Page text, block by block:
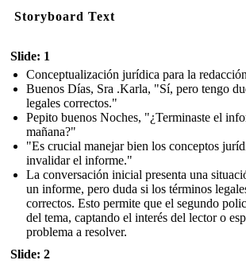
Storyboard Text
Slide: 1
Conceptualización jurídica para la
Buenos Días, Sra .Karla, "Sí, pero tengo
legales correctos."
Pepito buenos Noches, "¿Terminaste el
mañana?"
"Es crucial manejar bien los conceptos
invalidar el informe."
La conversación inicial presenta una
un informe, pero duda si los términos
correctos. Esto permite que el segundo
del tema, captando el interés del lector o
problema a resolver.
Slide: 2